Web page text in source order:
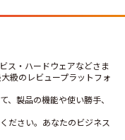
ス・ハードウェアなどさま
級のレビュープラットフォ
、製品の機能や使い勝手、
ださい。あなたのビジネス